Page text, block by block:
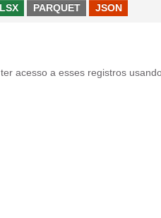
PARQUET JSON
acesso a esses registros